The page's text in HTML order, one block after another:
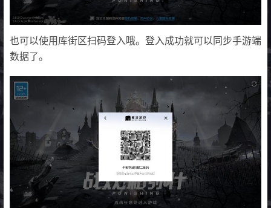
也可以使用库街区扫码登入哦。登入成功就可以同步手游端
数据了。